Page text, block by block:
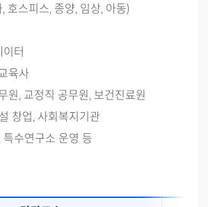
호스피스, 종양, 임상, 아동)
터
육사
원, 교정직 공무원, 보건진료원
창업, 사회복지기관
특수연구소 운영 등